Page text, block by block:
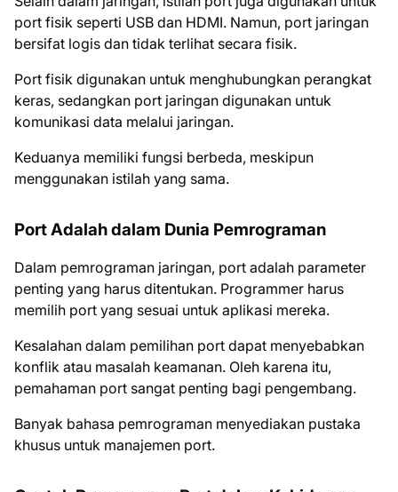
port fisik seperti USB dan HDMI. Namun, port jaringan
bersifat logis dan tidak terlihat secara fisik.
Port fisik digunakan untuk menghubungkan perangkat
keras, sedangkan port jaringan digunakan untuk
komunikasi data melalui jaringan.
Keduanya memiliki fungsi berbeda, meskipun
menggunakan istilah yang sama.
Port Adalah dalam Dunia Pemrograman
Dalam pemrograman jaringan, port adalah parameter
penting yang harus ditentukan. Programmer harus
memilih port yang sesuai untuk aplikasi mereka.
Kesalahan dalam pemilihan port dapat menyebabkan
konflik atau masalah keamanan. Oleh karena itu,
pemahaman port sangat penting bagi pengembang.
Banyak bahasa pemrograman menyediakan pustaka
khusus untuk manajemen port.